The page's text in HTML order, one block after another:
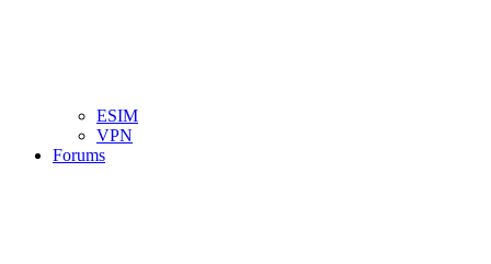
ESIM
VPN
Forums